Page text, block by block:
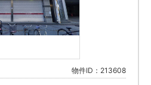
物件ID：213608